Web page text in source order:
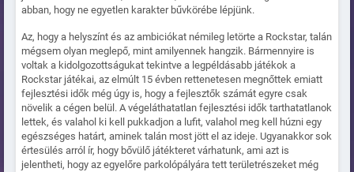
abban, hogy ne egyetlen karakter bűvkörébe lépjünk.
Az, hogy a helyszínt és az ambiciókat némileg letörte a Rockstar, talán
mégsem olyan meglepő, mint amilyennek hangzik. Bármennyire is
voltak a kidolgozottságukat tekintve a legpéldásabb játékok a
Rockstar játékai, az elmúlt 15 évben rettenetesen megnőttek emiatt
fejlesztési idők még úgy is, hogy a fejlesztők számát egyre csak
növelik a cégen belül. A végeláthatatlan fejlesztési idők tarthatatlanok
lettek, és valahol ki kell pukkadjon a lufit, valahol meg kell húzni egy
egészséges határt, aminek talán most jött el az ideje. Ugyanakkor sok
értesülés arról ír, hogy bővülő játékteret várhatunk, ami azt is
jelentheti, hogy az egyelőre parkolópályára tett területrészeket még